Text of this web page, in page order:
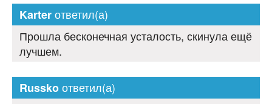
Karterответил(а)
Прошла бесконечная усталость, скинула ещё
лучшем.
Russkoответил(а)